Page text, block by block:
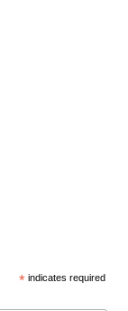
* indicates required